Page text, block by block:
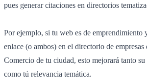
pues generar citaciones en directorios
Por ejemplo, si tu web es de emprendimiento
enlace (o ambos) en el directorio de empresas
Comercio de tu ciudad, esto mejorará tanto
como tú relevancia temática.